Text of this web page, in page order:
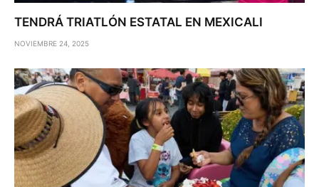
TENDRÁ TRIATLÓN ESTATAL EN MEXICALI
NOVIEMBRE 24, 2025